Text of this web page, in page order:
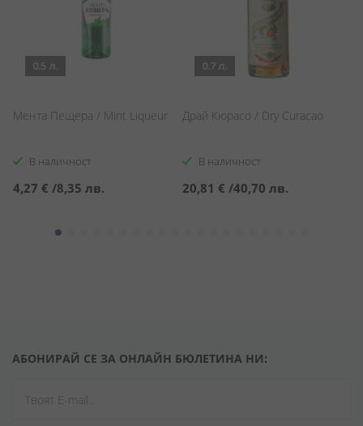
0.5 л.
Мента Пещера / Mint Liqueur
В наличност
4,27 € /8,35 лв.
0.7 л.
Драй Кюрасо / Dry Curacao
В наличност
20,81 € /40,70 лв.
АБОНИРАЙ СЕ ЗА ОНЛАЙН БЮЛЕТИНА НИ: